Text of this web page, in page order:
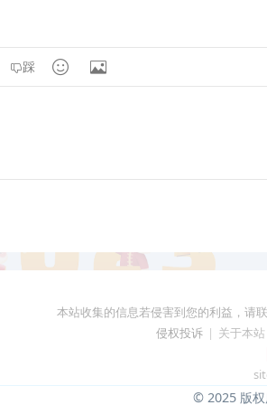
踩  
本站收集的信息若侵害到您的利益，请
侵权投诉 | 关于本站
© 2025 版权